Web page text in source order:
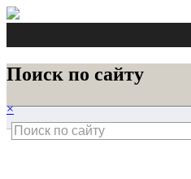
Поиск по сайту
×